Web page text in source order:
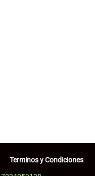
Terminos y Condiciones